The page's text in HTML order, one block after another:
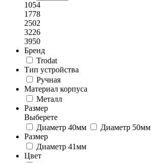
1054
1778
2502
3226
3950
Бренд
Trodat
Тип устройства
Ручная
Материал корпуса
Металл
Размер
Выберете
Диаметр 40мм
Диаметр 50мм
Размер
Диаметр 41мм
Цвет